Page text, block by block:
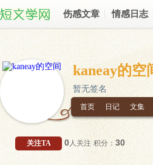
伤感文章 情感日志
kaneay的空
暂无签名
首页 日记 文集
关注TA 0人关注 积分： 30